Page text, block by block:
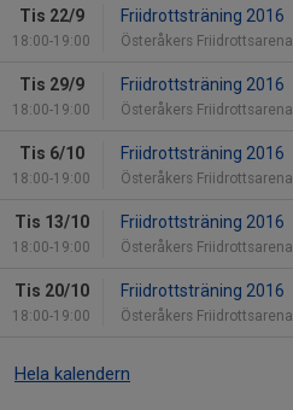
Tis 22/9
18:00-19:00
Friidrottsträning 2016
Österåkers Friidrottsarena
Tis 29/9
18:00-19:00
Friidrottsträning 2016
Österåkers Friidrottsarena
Tis 6/10
18:00-19:00
Friidrottsträning 2016
Österåkers Friidrottsarena
Tis 13/10
18:00-19:00
Friidrottsträning 2016
Österåkers Friidrottsarena
Tis 20/10
18:00-19:00
Friidrottsträning 2016
Österåkers Friidrottsarena
Hela kalendern